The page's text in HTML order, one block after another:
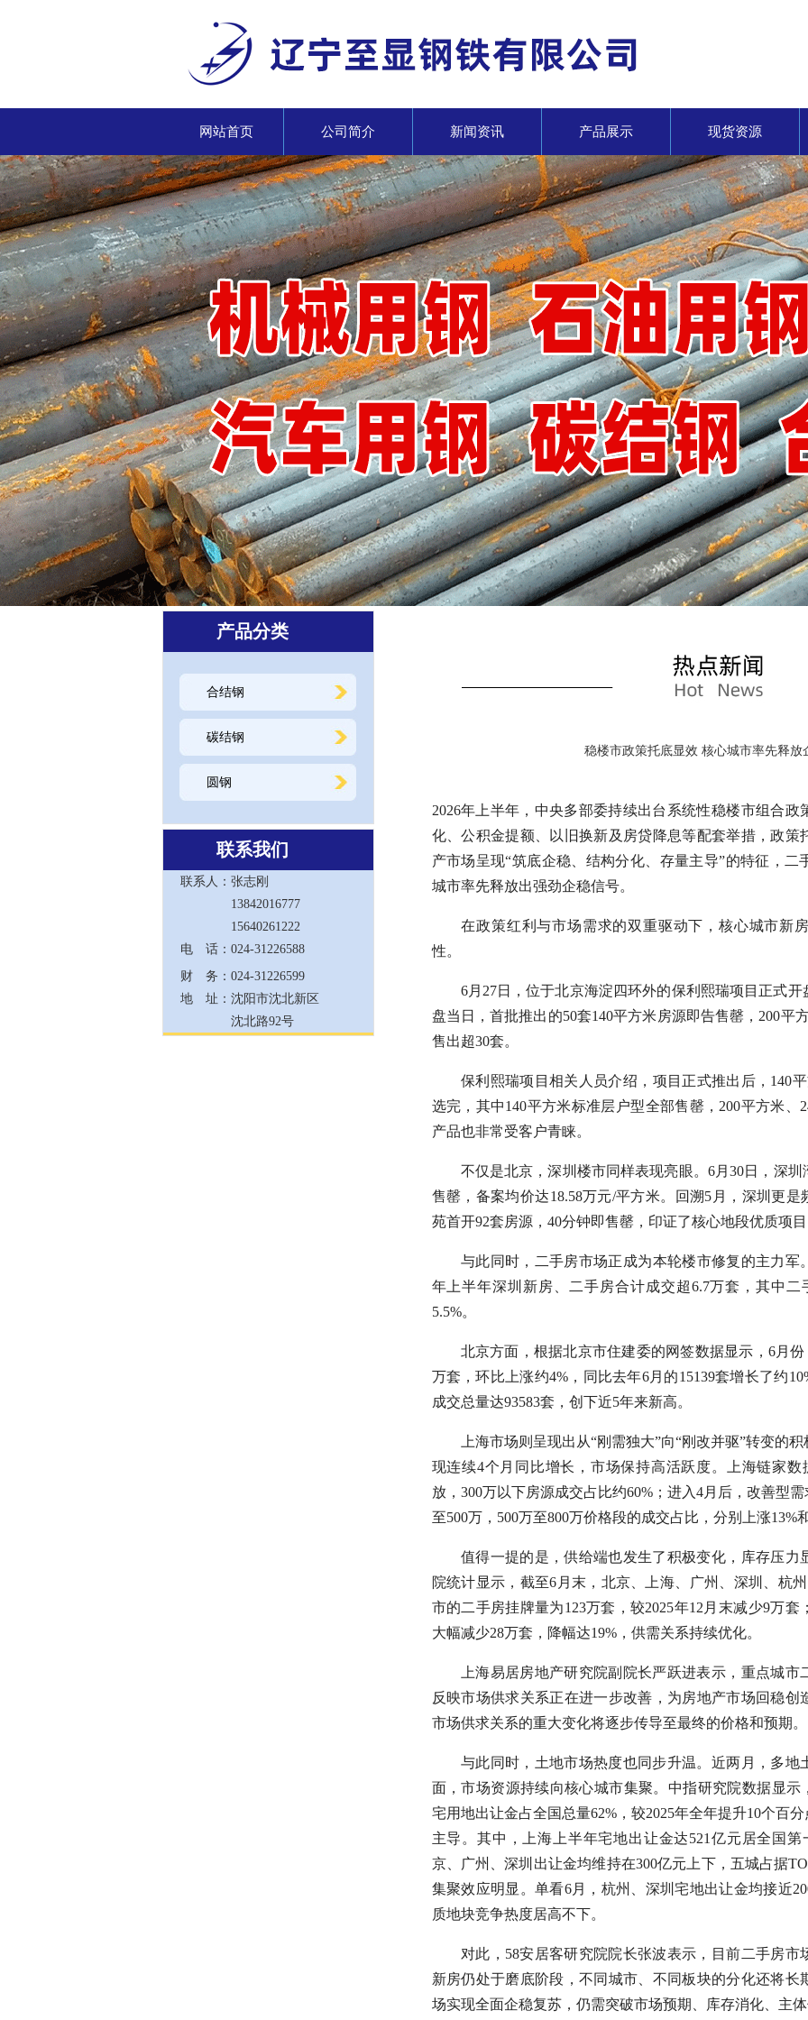
网站首页 公司简介 新闻资讯 产品展示 现货资源
产品分类
合结钢
碳结钢
圆钢
联系我们
联系人： 张志刚
13842016777
15640261222
电 话： 024-31226588
财 务： 024-31226599
地 址： 沈阳市沈北新区
沈北路92号
稳楼市政策托底显效 核心城市率先释放
2026年上半年，中央多部委持续出台系统性稳楼市组合
化、公积金提额、以旧换新及房贷降息等配套举措，政策
产市场呈现“筑底企稳、结构分化、存量主导”的特征，
城市率先释放出强劲企稳信号。
在政策红利与市场需求的双重驱动下，核心城市新
性。
6月27日，位于北京海淀四环外的保利熙瑞项目正式开
盘当日，首批推出的50套140平方米房源即告售罄，200平
售出超30套。
保利熙瑞项目相关人员介绍，项目正式推出后，140平
选完，其中140平方米标准层户型全部售罄，200平方米、
产品也非常受客户青睐。
不仅是北京，深圳楼市同样表现亮眼。6月30日，深圳
售罄，备案均价达18.58万元/平方米。回溯5月，深圳更是
苑首开92套房源，40分钟即售罄，印证了核心地段优质项
与此同时，二手房市场正成为本轮楼市修复的主力军
年上半年深圳新房、二手房合计成交超6.7万套，其中二
5.5%。
北京方面，根据北京市住建委的网签数据显示，6月份
万套，环比上涨约4%，同比去年6月的15139套增长了约
成交总量达93583套，创下近5年来新高。
上海市场则呈现出从“刚需独大”向“刚改并驱”转变的积
现连续4个月同比增长，市场保持高活跃度。上海链家
放，300万以下房源成交占比约60%；进入4月后，改善型
至500万，500万至800万价格段的成交占比，分别上涨13%
值得一提的是，供给端也发生了积极变化，库存压力
院统计显示，截至6月末，北京、上海、广州、深圳、杭
市的二手房挂牌量为123万套，较2025年12月末减少9万
大幅减少28万套，降幅达19%，供需关系持续优化。
上海易居房地产研究院副院长严跃进表示，重点城市
反映市场供求关系正在进一步改善，为房地产市场回稳创
市场供求关系的重大变化将逐步传导至最终的价格和预期。
与此同时，土地市场热度也同步升温。近两月，多地
面，市场资源持续向核心城市集聚。中指研究院数据显示
宅用地出让金占全国总量62%，较2025年全年提升10个百
主导。其中，上海上半年宅地出让金达521亿元居全国
京、广州、深圳出让金均维持在300亿元上下，五城占据
集聚效应明显。单看6月，杭州、深圳宅地出让金均接近
质地块竞争热度居高不下。
对此，58安居客研究院院长张波表示，目前二手房市
新房仍处于磨底阶段，不同城市、不同板块的分化还将长
场实现全面企稳复苏，仍需突破市场预期、库存消化、主